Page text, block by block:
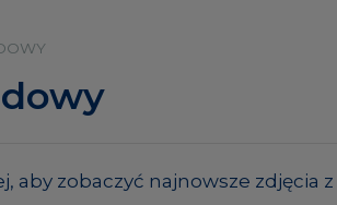
aby zobaczyć najnowsze zdjęcia